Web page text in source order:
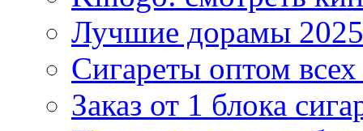
Лучшие дорамы
Сигареты оптом
Заказ от 1 блока